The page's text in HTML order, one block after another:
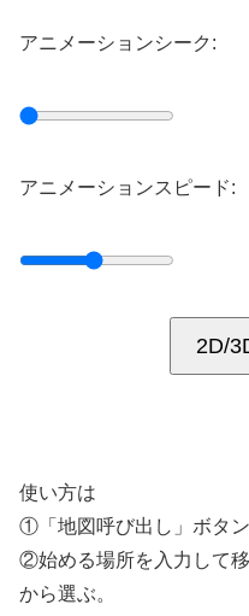
アニメーションシーク:
アニメーションスピード:
2D/
使い方は
①「地図呼び出し」ボタ
②始める場所を入力して
から選ぶ。